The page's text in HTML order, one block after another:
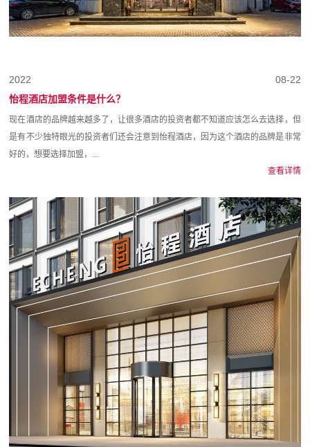
08-22
2022
怡程酒店加盟条件是什么？
现在酒店的品牌越来越多了，让很多酒店的投资者都不知道应该怎么去选择，但
是有不少独特眼光的投资者们还会注意到怡程酒店，因为这个酒店的品牌是非常
好的，想要选择加盟，...
查看详情